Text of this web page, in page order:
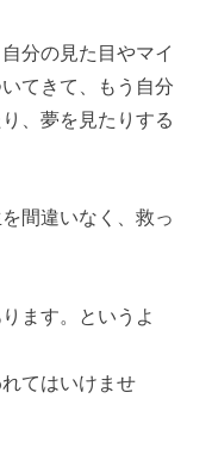
分の見た目やマイ
てきて、もう自分
、夢を見たりする
間違いなく、救っ
ます。というよ
てはいけませ